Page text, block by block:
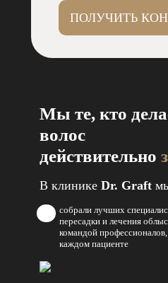
ПОЛУЧИТЬ
Мы те, кто
волос
действительно
В клинике Dr. Graft
собрали лучших
пересадки и лечения
командой
каждом пациенте